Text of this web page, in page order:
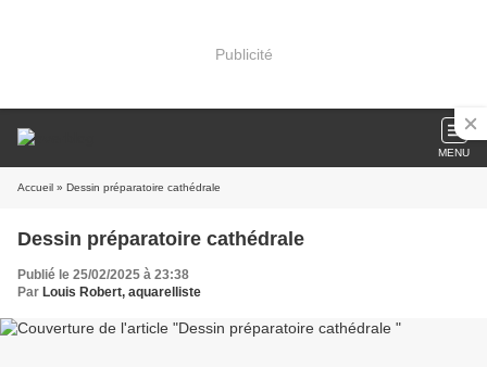
Publicité
MENU
Accueil » Dessin préparatoire cathédrale
Dessin préparatoire cathédrale
Publié le 25/02/2025 à 23:38
Par Louis Robert, aquarelliste